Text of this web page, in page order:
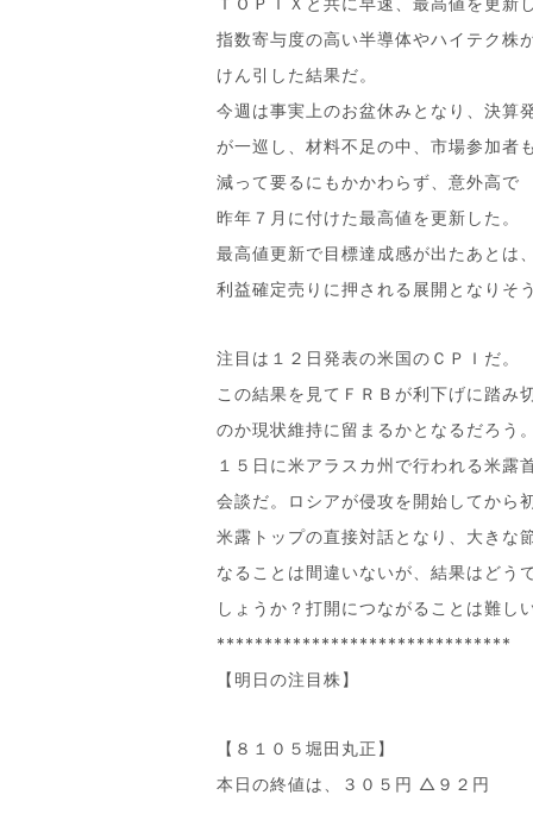
指数寄与度の高い半導体やハイテク株
けん引した結果だ。
今週は事実上のお盆休みとなり、決算
が一巡し、材料不足の中、市場参加者も
減って要るにもかかわらず、意外高で
昨年７月に付けた最高値を更新した。
最高値更新で目標達成感が出たあとは、
利益確定売りに押される展開となりそう
注目は１２日発表の米国のＣＰＩだ。
この結果を見てＦＲＢが利下げに踏み
のか現状維持に留まるかとなるだろう。
１５日に米アラスカ州で行われる米露
会談だ。ロシアが侵攻を開始してから
米露トップの直接対話となり、大きな
なることは間違いないが、結果はどう
しょうか？打開につながることは難し
*******************************
【明日の注目株】
【８１０５堀田丸正】
本日の終値は、３０５円 △９２円